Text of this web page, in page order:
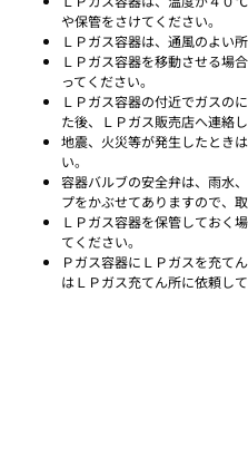
や保管をさけてください。
ＬＰガス容器は、通風のよい
ＬＰガス容器を移動させる場
ってください。
ＬＰガス容器の付近でガスの
た後、ＬＰガス販売店へ連絡し
地震、火災等が発生したとき
い。
容器バルブの安全弁は、雨水
プをかぶせてありますので、
ＬＰガス容器を保管しておく
てください。
Ｐガス容器にＬＰガスを充て
はＬＰガス充てん所に依頼して